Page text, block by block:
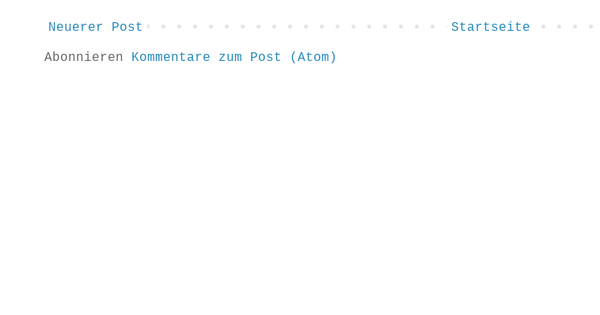
Neuerer Post Startseite
Abonnieren Kommentare zum Post (Atom)